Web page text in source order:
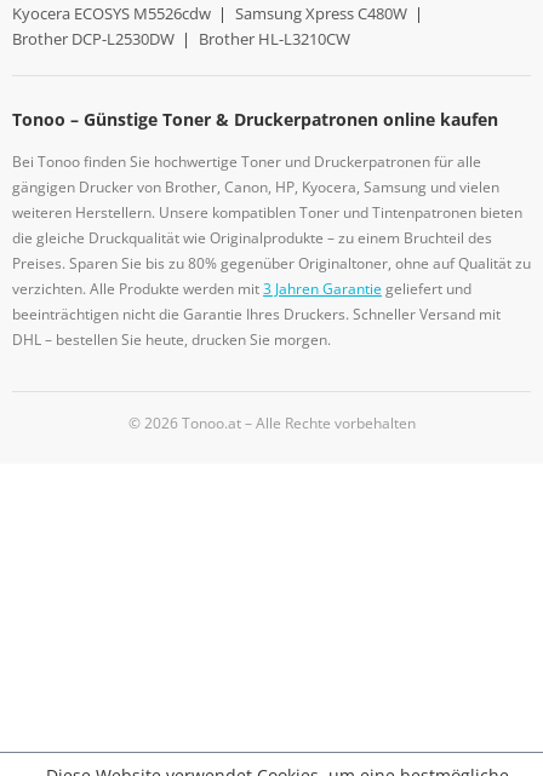
Kyocera ECOSYS M5526cdw | Samsung Xpress C480W |
Brother DCP-L2530DW | Brother HL-L3210CW
Tonoo – Günstige Toner & Druckerpatronen online kaufen
Bei Tonoo finden Sie hochwertige Toner und Druckerpatronen für alle
gängigen Drucker von Brother, Canon, HP, Kyocera, Samsung und vielen
weiteren Herstellern. Unsere kompatiblen Toner und Tintenpatronen bieten
die gleiche Druckqualität wie Originalprodukte – zu einem Bruchteil des
Preises. Sparen Sie bis zu 80% gegenüber Originaltoner, ohne auf Qualität zu
verzichten. Alle Produkte werden mit3 Jahren Garantiegeliefert und
beeinträchtigen nicht die Garantie Ihres Druckers. Schneller Versand mit
DHL – bestellen Sie heute, drucken Sie morgen.
© 2026 Tonoo.at – Alle Rechte vorbehalten